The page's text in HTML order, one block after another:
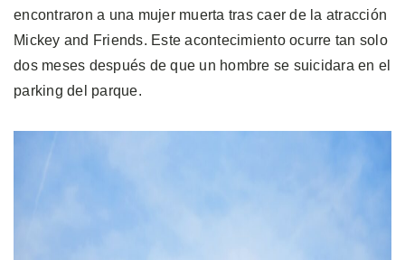
encontraron a una mujer muerta tras caer de la atracción
Mickey and Friends. Este acontecimiento ocurre tan solo
dos meses después de que un hombre se suicidara en el
parking del parque.